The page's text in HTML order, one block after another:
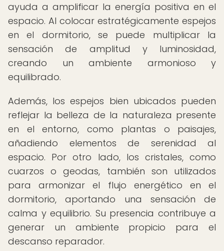
ayuda a amplificar la energía positiva en el
espacio. Al colocar estratégicamente espejos
en el dormitorio, se puede multiplicar la
sensación de amplitud y luminosidad,
creando un ambiente armonioso y
equilibrado.
Además, los espejos bien ubicados pueden
reflejar la belleza de la naturaleza presente
en el entorno, como plantas o paisajes,
añadiendo elementos de serenidad al
espacio. Por otro lado, los cristales, como
cuarzos o geodas, también son utilizados
para armonizar el flujo energético en el
dormitorio, aportando una sensación de
calma y equilibrio. Su presencia contribuye a
generar un ambiente propicio para el
descanso reparador.